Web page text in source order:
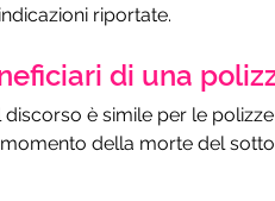
riportate.
di una
è simile per le
della morte del